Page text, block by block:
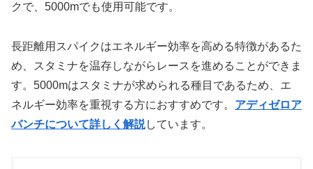
クで、5000mでも使用可能です。
長距離用スパイクはエネルギー効率を高める特徴があるた
め、スタミナを温存しながらレースを進めることができま
す。5000mはスタミナが求められる種目であるため、エ
ネルギー効率を重視する方におすすめです。 アディゼロア
バンチについて詳しく解説しています。